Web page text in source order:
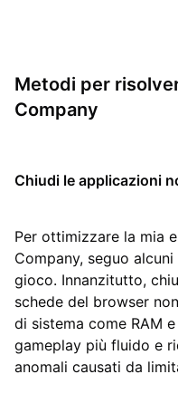
Metodi per
Company
Chiudi le applicazioni
Per ottimizzare la mia
Company, seguo
gioco. Innanzitutto,
schede del browser
di sistema come RAM
gameplay più fluido e
anomali causati da